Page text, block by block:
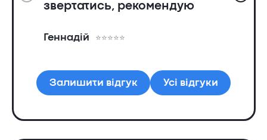
звертатись, рекомендую
Геннадій
Залишити відгук Усі відгуки